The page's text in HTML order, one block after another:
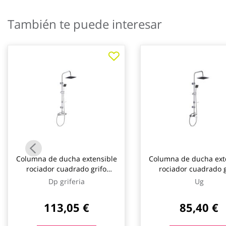
imágenes
También te puede interesar
Columna de ducha extensible
rociador cuadrado grifo
termostático ponte ug
Dp griferia
113,05 €
Columna de ducha
rociador cuadrado
monomando
posición ug
Ug
85,40 €